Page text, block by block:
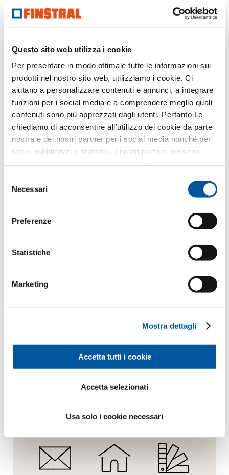
Questo sito web utilizza i cookie
Per presentare in modo ottimale tutte le informazioni sui
prodotti nel nostro sito web, utilizziamo i cookie. Ci
aiutano a personalizzare contenuti e annunci, a integrare
funzioni per i social media e a comprendere meglio quali
contenuti sono più apprezzati dagli utenti. Pertanto Le
chiediamo di acconsentire all’utilizzo dei cookie da parte
nostra e dei nostri partner per i social media nonché per
scopi pubblicitari e statistici. I nostri partner possono
delNecessari
Preferenze
Statistiche
Marketing
Mostra dettagli
Accetta tutti i cookie
Accetta selezionati
Usa solo i cookie necessari
Richiedere campioni di prodotto
FIN-Slide Slim-line 169
alluminio-PVC
Scaricare scheda tecnica di prodotto
Richiedere voci di capitolato
Richiedere campioni di prodotto
Richiedere dati CAD
FIN-Door Step Planar-Frame
Scaricare scheda tecnica di prodotto
Richiedere campioni di prodotto
Preventivo
Consulenza.
Showroom Panoramica